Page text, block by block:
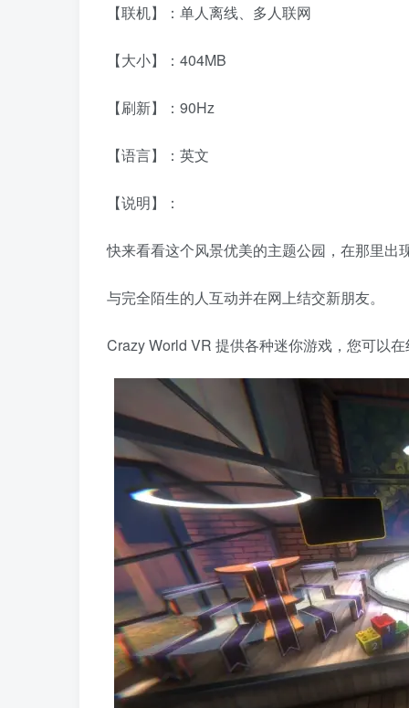
【联机】：单人离线、多人联网
【大小】：404MB
【刷新】：90Hz
【语言】：英文
【说明】：
快来看看这个风景优美的主题公园，在那里出
与完全陌生的人互动并在网上结交新朋友。
Crazy World VR 提供各种迷你游戏，您可以